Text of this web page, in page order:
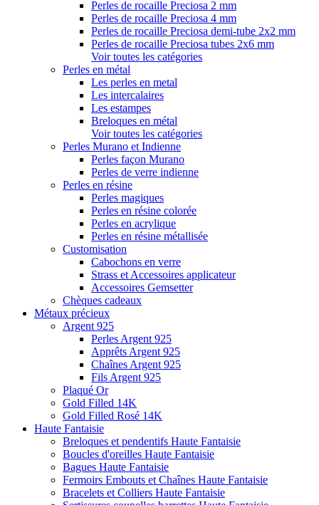
Perles de rocaille Preciosa 2 mm
Perles de rocaille Preciosa 4 mm
Perles de rocaille Preciosa demi-tube 2x2 mm
Perles de rocaille Preciosa tubes 2x6 mm
Voir toutes les catégories
Perles en métal
Les perles en metal
Les intercalaires
Les estampes
Breloques en métal
Voir toutes les catégories
Perles Murano et Indienne
Perles façon Murano
Perles de verre indienne
Perles en résine
Perles magiques
Perles en résine colorée
Perles en acrylique
Perles en résine métallisée
Customisation
Cabochons en verre
Strass et Accessoires applicateur
Accessoires Gemsetter
Chèques cadeaux
Métaux précieux
Argent 925
Perles Argent 925
Apprêts Argent 925
Chaînes Argent 925
Fils Argent 925
Plaqué Or
Gold Filled 14K
Gold Filled Rosé 14K
Haute Fantaisie
Breloques et pendentifs Haute Fantaisie
Boucles d'oreilles Haute Fantaisie
Bagues Haute Fantaisie
Fermoirs Embouts et Chaînes Haute Fantaisie
Bracelets et Colliers Haute Fantaisie